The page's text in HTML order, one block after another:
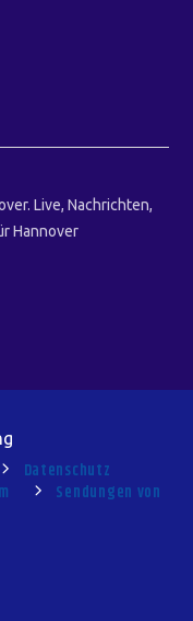
Live, Nachrichten,
Hannover
Datenschutz
Sendungen von